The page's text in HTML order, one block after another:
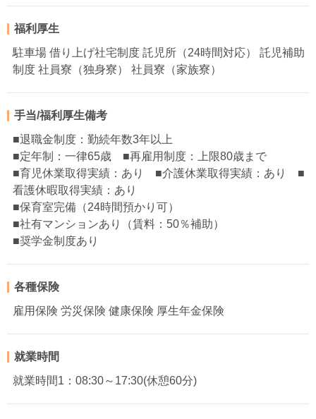
福利厚生
駐車場 借り上げ社宅制度 託児所（24時間対応） 託児補助
制度 社員寮（独身寮） 社員寮（家族寮）
手当/福利厚生備考
■退職金制度：勤続年数3年以上
■定年制：一律65歳 ■再雇用制度：上限80歳まで
■育児休業取得実績：あり ■介護休業取得実績：あり ■
看護休暇取得実績：あり
■保育室完備（24時間預かり可）
■社有マンションあり（賃料：50％補助）
■奨学金制度あり
各種保険
雇用保険 労災保険 健康保険 厚生年金保険
就業時間
就業時間1：08:30～17:30(休憩60分)